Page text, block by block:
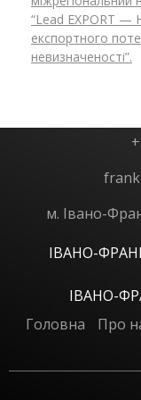
т
в
м
!
“Lead EXPORT —
експортного
невизначеності”.
м. Івано-
ІВАНО-
ІВАНО-
Головна
Про